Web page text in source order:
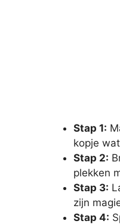
Stap 1:
kopje
Stap 2:
plekken
Stap 3:
zijn
Stap 4: